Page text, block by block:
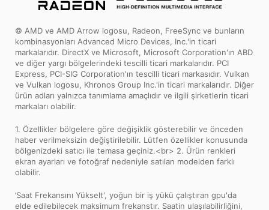
© AMD ve AMD Arrow logosu, Radeon, FreeSync ve bunların
kombinasyonları Advanced Micro Devices, Inc.'in ticari
markalarıdır. DirectX ve Microsoft, Microsoft Corporation'ın ABD
ve diğer yargı bölgelerindeki tescilli ticari markalarıdır. PCI
Express, PCI-SIG Corporation'ın tescilli ticari markasıdır. Vulkan
ve Vulkan logosu, Khronos Group Inc.'in ticari markalarıdır. Diğer
ürün adları yalnızca tanımlama amaçlıdır ve ilgili şirketlerin ticari
markaları olabilir.
1. Özellikler bölgelere göre değişiklik gösterebilir ve önceden
haber verilmeksizin değiştirilebilir. Lütfen özellikler konusunda
bölgenizdeki satıcı ile temasa geçiniz.<br> 2. Ürün renkleri
ekran ayarları ve fotoğraf nedeniyle satılan modelden farklı
olabilir.
’Saat Frekansını Yükselt', yoğun bir iş yükü çalıştıran gpu'da
elde edilebilecek maksimum frekanstır. Saatin ulaşılabilirliğini,